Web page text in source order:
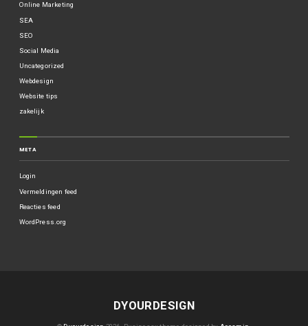
Online Marketing
SEA
SEO
Social Media
Uncategorized
Webdesign
Website tips
zakelijk
META
Login
Vermeldingen feed
Reacties feed
WordPress.org
DYOURDESIGN